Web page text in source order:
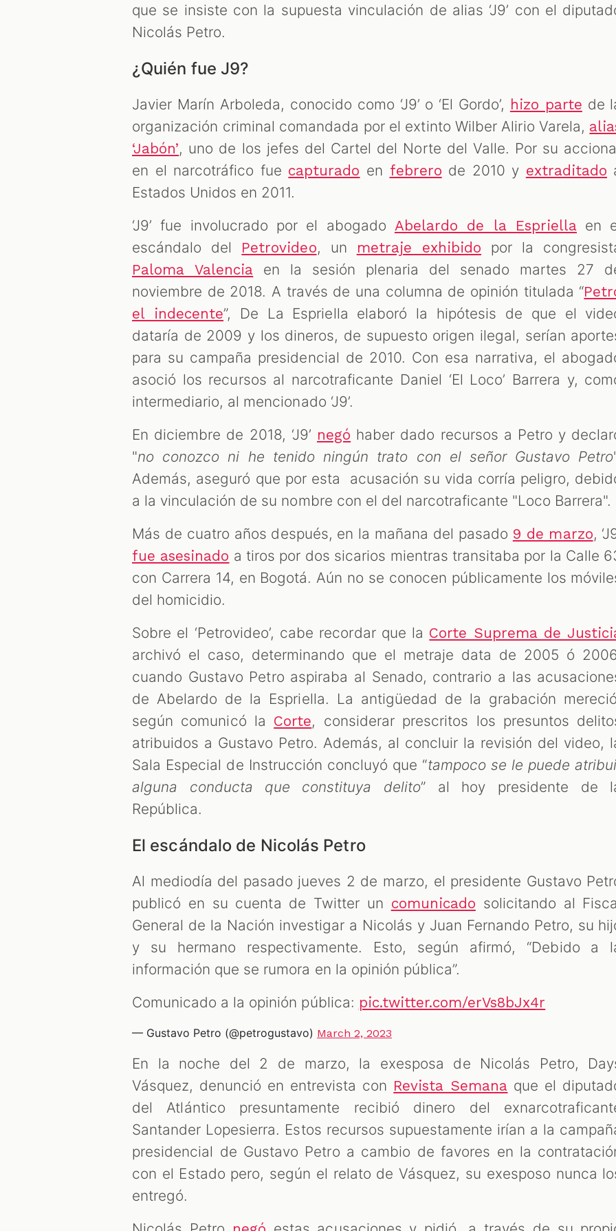
que se insiste con la supuesta vinculación de alias ‘J9’ con el
Nicolás Petro.
¿Quién fue J9?
Javier Marín Arboleda, conocido como ‘J9’ o ‘El Gordo’, hizo parte de
organización criminal comandada por el extinto Wilber Alirio Varela,
‘Jabón’, uno de los jefes del Cartel del Norte del Valle. Por su
en el narcotráfico fue capturado en febrero de 2010 y extraditado
Estados Unidos en 2011.
‘J9’ fue involucrado por el abogado Abelardo de la Espriella en
escándalo del Petrovideo, un metraje exhibido por la
Paloma Valencia en la sesión plenaria del senado martes 27
noviembre de 2018. A través de una columna de opinión titulada “
el indecente”, De La Espriella elaboró la hipótesis de que el
dataría de 2009 y los dineros, de supuesto origen ilegal, serían
para su campaña presidencial de 2010. Con esa narrativa, el
asoció los recursos al narcotraficante Daniel ‘El Loco’ Barrera y,
intermediario, al mencionado ‘J9’.
En diciembre de 2018, ‘J9’ negó haber dado recursos a Petro y
"no conozco ni he tenido ningún trato con el señor Gustavo Petro
Además, aseguró que por esta acusación su vida corría peligro,
a la vinculación de su nombre con el del narcotraficante "Loco Barrera".
Más de cuatro años después, en la mañana del pasado 9 de marzo,
fue asesinado a tiros por dos sicarios mientras transitaba por la Calle
con Carrera 14, en Bogotá. Aún no se conocen públicamente los
del homicidio.
Sobre el ‘Petrovideo’, cabe recordar que la Corte Suprema de
archivó el caso, determinando que el metraje data de 2005 ó
cuando Gustavo Petro aspiraba al Senado, contrario a las
de Abelardo de la Espriella. La antigüedad de la grabación
según comunicó la Corte, considerar prescritos los presuntos
atribuidos a Gustavo Petro. Además, al concluir la revisión del video,
Sala Especial de Instrucción concluyó que “tampoco se le puede
alguna conducta que constituya delito” al hoy presidente de
República.
El escándalo de Nicolás Petro
Al mediodía del pasado jueves 2 de marzo, el presidente Gustavo
publicó en su cuenta de Twitter un comunicado solicitando al
General de la Nación investigar a Nicolás y Juan Fernando Petro, su
y su hermano respectivamente. Esto, según afirmó, “Debido a
información que se rumora en la opinión pública”.
Comunicado a la opinión pública: pic.twitter.com/erVs8bJx4r
— Gustavo Petro (@petrogustavo) March 2, 2023
En la noche del 2 de marzo, la exesposa de Nicolás Petro,
Vásquez, denunció en entrevista con Revista Semana que el
del Atlántico presuntamente recibió dinero del
Santander Lopesierra. Estos recursos supuestamente irían a la
presidencial de Gustavo Petro a cambio de favores en la
con el Estado pero, según el relato de Vásquez, su exesposo nunca
entregó.